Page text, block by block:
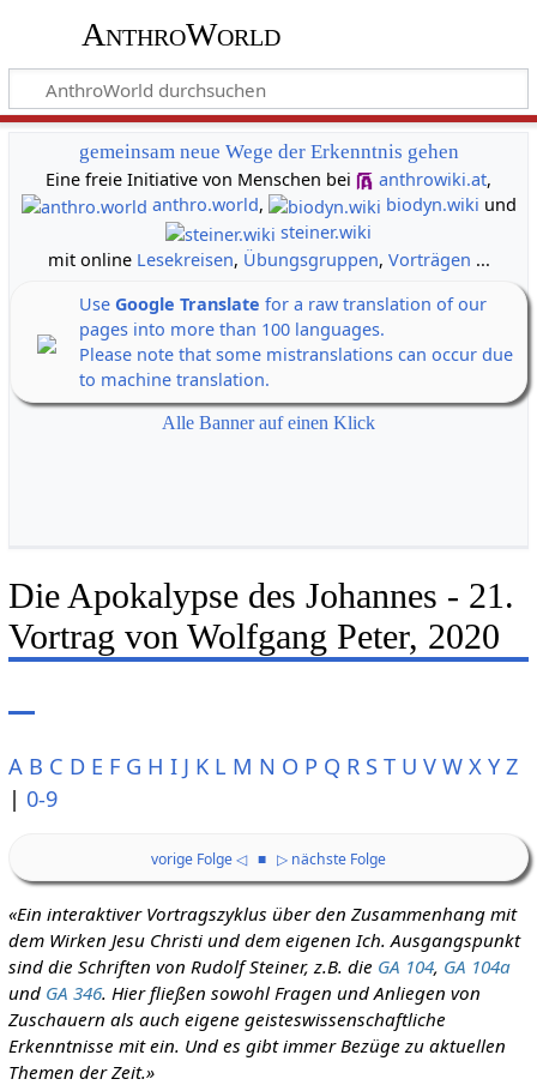
AnthroWorld
gemeinsam neue Wege der Erkenntnis gehen
Eine freie Initiative von Menschen bei
anthrowiki.at,
anthro.world, biodyn.wiki und
steiner.wiki
mit online Lesekreisen, Übungsgruppen, Vorträgen ...
Use Google Translate for a raw translation of our
pages into more than 100 languages.
Please note that some mistranslations can occur due
to machine translation.
Alle Banner auf einen Klick
Die Apokalypse des Johannes - 21.
Vortrag von Wolfgang Peter, 2020
A B C D E F G H I J K L M N O P Q R S T U V W X Y Z
| 0-9
vorige Folge ◁ ■ ▷ nächste Folge
«Ein interaktiver Vortragszyklus über den Zusammenhang mit
dem Wirken Jesu Christi und dem eigenen Ich. Ausgangspunkt
sind die Schriften von Rudolf Steiner, z.B. die GA 104, GA 104a
und GA 346. Hier fließen sowohl Fragen und Anliegen von
Zuschauern als auch eigene geisteswissenschaftliche
Erkenntnisse mit ein. Und es gibt immer Bezüge zu aktuellen
Themen der Zeit.»